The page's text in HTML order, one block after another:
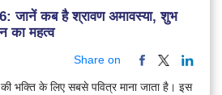
जानें कब है श्रावण अमावस्या, शुभ
का महत्व
Share on
भक्ति के लिए सबसे पवित्र माना जाता है। इस